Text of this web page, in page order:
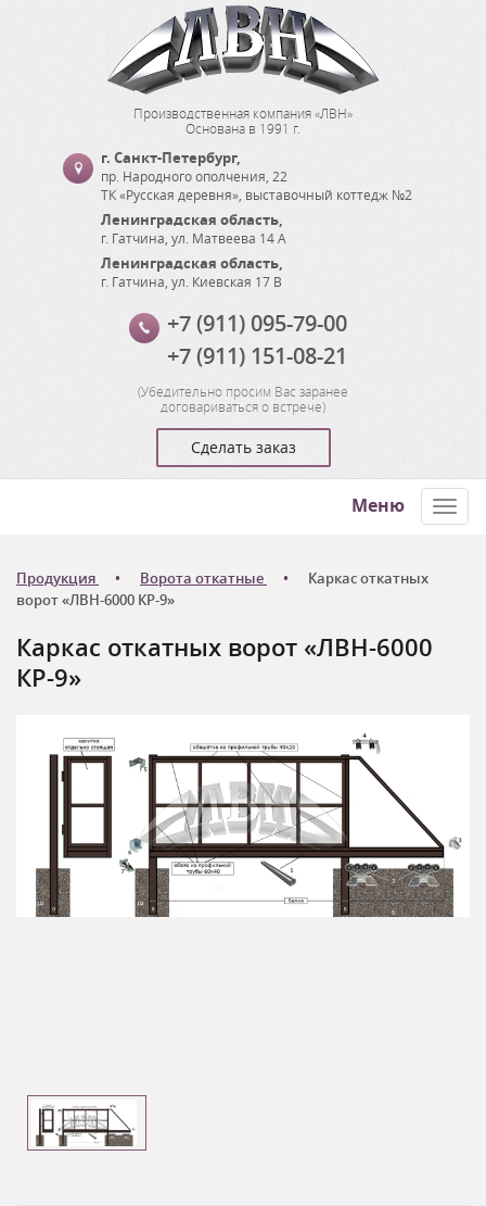
Производственная компания «ЛВН»
Основана в 1991 г.
г. Санкт-Петербург,
пр. Народного ополчения, 22
ТК «Русская деревня», выставочный коттедж №2
Ленинградская область,
г. Гатчина ул. Матвеева 14 А
Ленинградская область,
г. Гатчина ул. Киевская 17 В
+7 (911) 095-79-00
+7 (911) 151-08-21
(Убедительно просим Вас заранее
договариваться о встрече)
Сделать заказ
Меню
Продукция Ворота откатные
Каркас откатных
ворот «ЛВН-6000 КР-9»
Каркас откатных ворот «ЛВН-6000
КР-9»